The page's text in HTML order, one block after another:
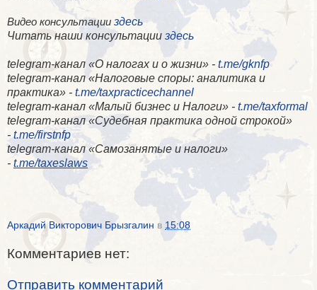
Видео консультации здесь
Читать наши консультации здесь
telegram-канал «О налогах и о жизни» - t.me/gknfp
telegram-канал «Налоговые споры: аналитика и
практика» - t.me/taxpracticechannel
telegram-канал «Малый бизнес и Налоги» - t.me/taxformal
telegram-канал «​Судебная практика одной строкой»
- t.me/firstnfp
telegram-канал «​Самозанятые и налоги»
- t.me/taxeslaws
Аркадий Викторович Брызгалин в 15:08
Комментариев нет:
Отправить комментарий